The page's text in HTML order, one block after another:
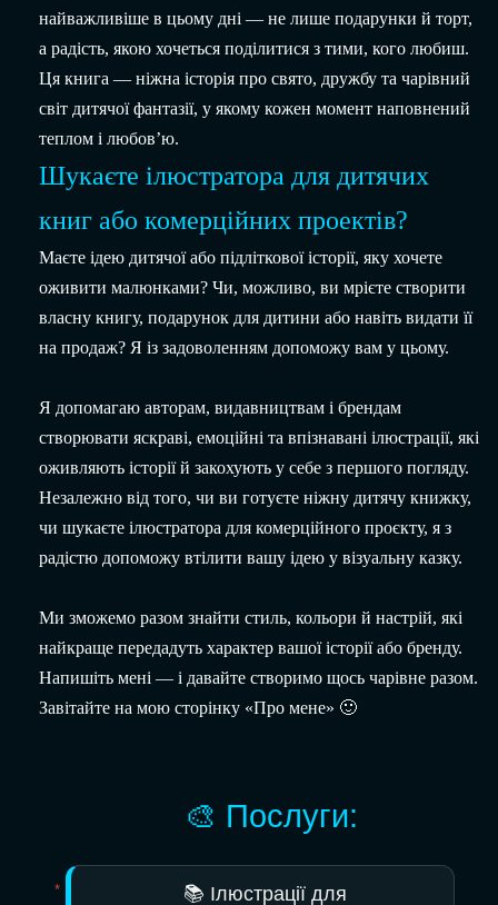
найважливіше в цьому дні — не лише подарунки й торт,
а радість, якою хочеться поділитися з тими, кого любиш.
Ця книга — ніжна історія про свято, дружбу та чарівний
світ дитячої фантазії, у якому кожен момент наповнений
теплом і любов’ю.
Шукаєте ілюстратора для дитячих
книг або комерційних проектів?
Маєте ідею дитячої або підліткової історії, яку хочете
оживити малюнками? Чи, можливо, ви мрієте створити
власну книгу, подарунок для дитини або навіть видати її
на продаж? Я із задоволенням допоможу вам у цьому.
Я допомагаю авторам, видавництвам і брендам
створювати яскраві, емоційні та впізнавані ілюстрації, які
оживляють історії й закохують у себе з першого погляду.
Незалежно від того, чи ви готуєте ніжну дитячу книжку,
чи шукаєте ілюстратора для комерційного проєкту, я з
радістю допоможу втілити вашу ідею у візуальну казку.
Ми зможемо разом знайти стиль, кольори й настрій, які
найкраще передадуть характер вашої історії або бренду.
Напишіть мені — і давайте створимо щось чарівне разом.
Завітайте на мою сторінку «Про мене» 🙂
🎨 Послуги:
📚 Ілюстрації для